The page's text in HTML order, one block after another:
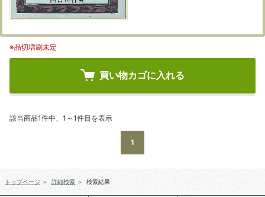
※品切増刷未定
買い物カゴに入れる
該当商品1件中、1～1件目を表示
1
トップページ ＞ 詳細検索 ＞ 検索結果